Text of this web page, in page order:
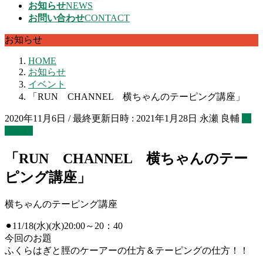
お知らせNEWS
お問い合わせCONTACT
お知らせ
HOME
お知らせ
イベント
「RUN CHANNEL 横ちゃんのテーピング講座」
2020年11月6日 / 最終更新日時 : 2021年1月28日 永瀬 良輔
「RUN CHANNEL 横ちゃんのテー
ピング講座」
横ちゃんのテーピング講座
⚫︎11/18(水)(水)20:00～20：40
今回のお題
ふくらはぎと脛のケーアーの仕方＆テーピングの仕方！！